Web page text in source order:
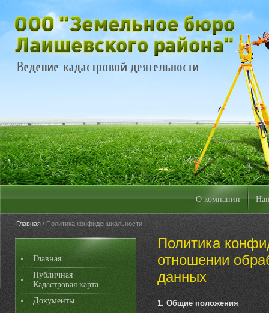
О компании
Главная\ Политика конфиденциальности
Главная
Публичная
Кадастровая карта
Документы
Политика
отношении
данных
1. Общие положения